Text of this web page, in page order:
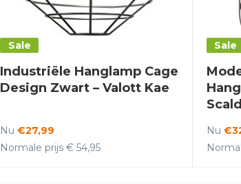
Sale
Industriële Hanglamp Cage
Design Zwart – Valott Kae
Nu €27,99
Normale prijs € 54,95
Sale
Nu